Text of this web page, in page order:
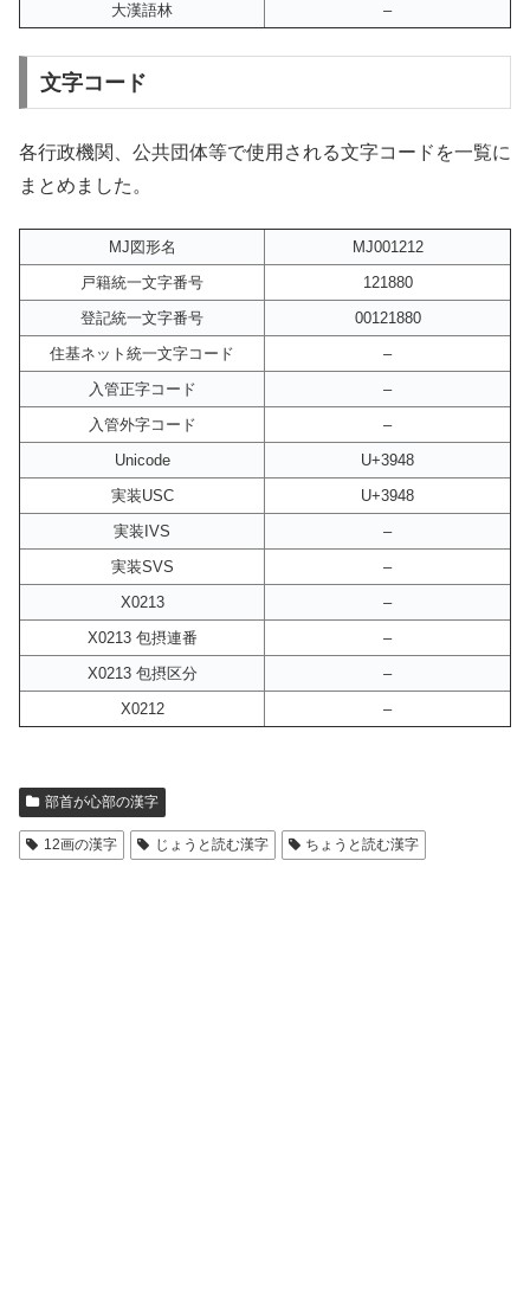
大漢語林
–
文字コード
各行政機関、公共団体等で使用される文字コードを一覧に
まとめました。
MJ図形名
MJ001212
戸籍統一文字番号
121880
登記統一文字番号
00121880
住基ネット統一文字コード
–
入管正字コード
–
入管外字コード
–
Unicode
U+3948
実装USC
U+3948
実装IVS
–
実装SVS
–
X0213
–
X0213 包摂連番
–
X0213 包摂区分
–
X0212
–
部首が心部の漢字
12画の漢字 じょうと読む漢字 ちょうと読む漢字